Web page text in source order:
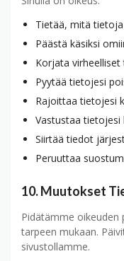
Tietää, mitä
Päästä käsiksi
Korjata
Pyytää tietojesi
Rajoittaa tietojesi
Vastustaa tietojesi
Siirtää tiedot
Peruuttaa
10. Muutokset
Pidätämme
tarpeen mukaan.
sivustollamme.